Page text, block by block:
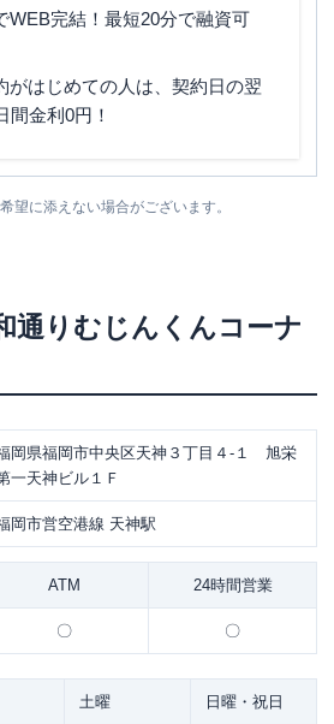
WEB完結！最短20分で融資可
がはじめての人は、契約日の翌
間金利0円！
望に添えない場合がございます。
通りむじんくんコーナ
岡県福岡市中央区天神３丁目４-１ 旭栄
一天神ビル１Ｆ
岡市営空港線 天神駅
ATM 24時間営業
〇 〇
土曜 日曜・祝日